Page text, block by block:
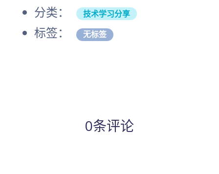
分类： 技术学习分享
标签： 无标签
0条评论